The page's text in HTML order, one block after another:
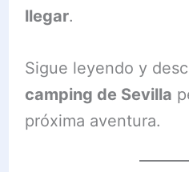
llegar.
Sigue leyendo y
camping de Sevilla
próxima aventura.